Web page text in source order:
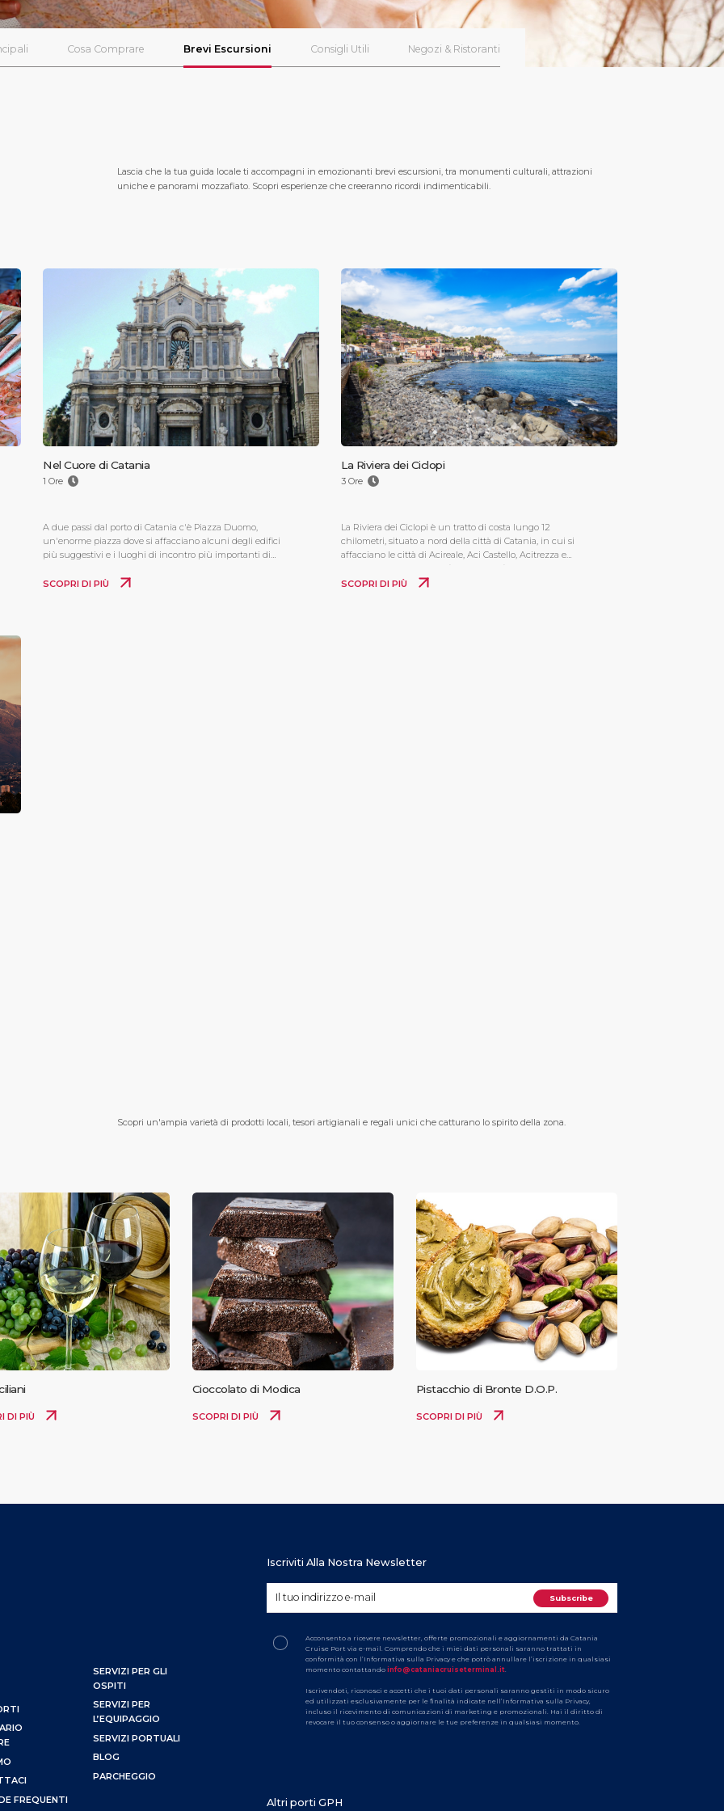
Cosa Comprare Brevi Escursioni Consigli Utili Negozi & Ristoranti
Lascia che la tua guida locale ti accompagni in emozionanti brevi escursioni, tra monumenti culturali, attrazioni
uniche e panorami mozzafiato. Scopri esperienze che creeranno ricordi indimenticabili.
Nel Cuore di Catania
1 Ore
A due passi dal porto di Catania c'è Piazza Duomo,
un'enorme piazza dove si affacciano alcuni degli edifici
più suggestivi e i luoghi di incontro più importanti di
SCOPRI DI PIÙ
La Riviera dei Ciclopi
3 Ore
La Riviera dei Ciclopi è un tratto di costa lungo 12
chilometri, situato a nord della città di Catania, in cui si
affacciano le città di Acireale, Aci Castello, Acitrezza e
SCOPRI DI PIÙ
Scopri un'ampia varietà di prodotti locali, tesori artigianali e regali unici che catturano lo spirito della zona.
DI PIÙ
Cioccolato di Modica
SCOPRI DI PIÙ
Pistacchio di Bronte D.O.P.
SCOPRI DI PIÙ
FREQUENTI
SERVIZI PER GLI
OSPITI
SERVIZI PER
L’EQUIPAGGIO
SERVIZI PORTUALI
BLOG
PARCHEGGIO
Iscriviti Alla Nostra Newsletter
Acconsento a ricevere newsletter, offerte promozionali e aggiornamenti da Catania
Cruise Port via e-mail. Comprendo che i miei dati personali saranno trattati in
conformità con l’Informativa sulla Privacy e che potrò annullare l’iscrizione in qualsiasi
momento contattandoinfo@cataniacruiseterminal.it
Iscrivendoti, riconosci e accetti che i tuoi dati personali saranno gestiti in modo sicuro
ed utilizzati esclusivamente per le finalità indicate nell’Informativa sulla Privacy,
incluso il ricevimento di comunicazioni di marketing e promozionali. Hai il diritto di
revocare il tuo consenso o aggiornare le tue preferenze in qualsiasi momento.
Altri porti GPH